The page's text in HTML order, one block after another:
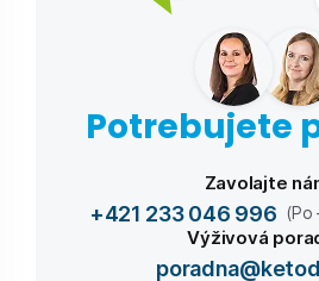
Potrebujete
Zavolajte
+421 233 046 996 (Po
Výživová